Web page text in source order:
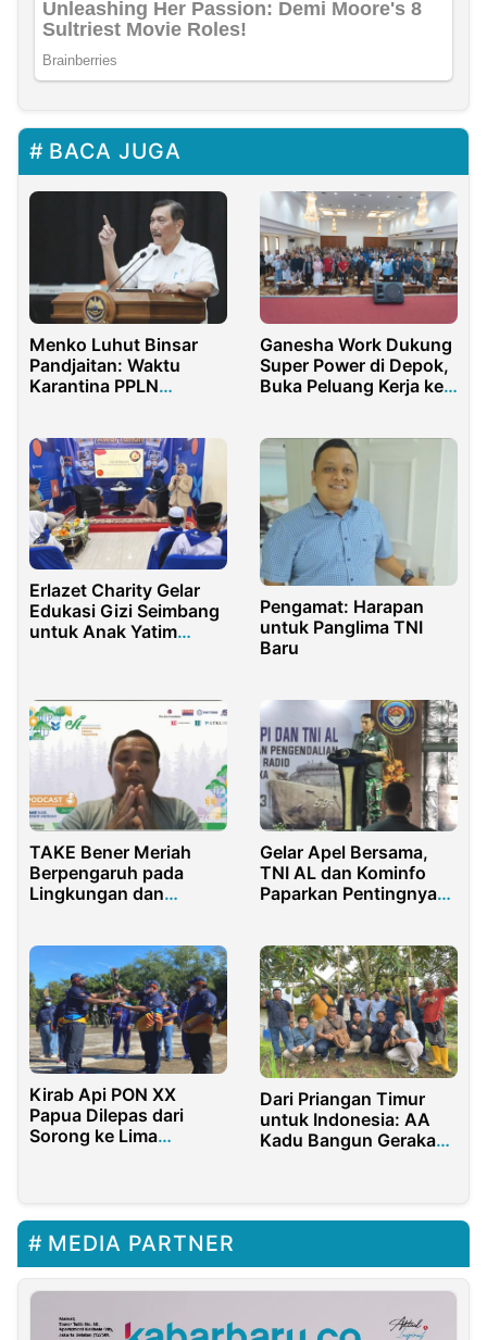
BACA JUGA
Menko Luhut Binsar
Pandjaitan: Waktu
Karantina PPLN
Ganesha Work Dukung
Super Power di Depok,
Buka Peluang Kerja ke
Erlazet Charity Gelar
Edukasi Gizi Seimbang
untuk Anak Yatim
Pengamat: Harapan
untuk Panglima TNI
Baru
TAKE Bener Meriah
Berpengaruh pada
Lingkungan dan
Gelar Apel Bersama,
TNI AL dan Kominfo
Paparkan Pentingnya
Radio
Kirab Api PON XX
Papua Dilepas dari
Sorong ke Lima
Dari Priangan Timur
untuk Indonesia: AA
Kadu Bangun Gerakan
MEDIA PARTNER